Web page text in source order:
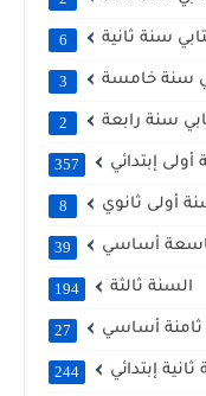
سنة ثانية 6
سنة خامسة 3
سنة رابعة 2
أولى إبتدائي 357
أولى ثانوي 8
أساسي 39
السنة ثالثة 194
ثامنة أساسي 27
إبتدائي 244